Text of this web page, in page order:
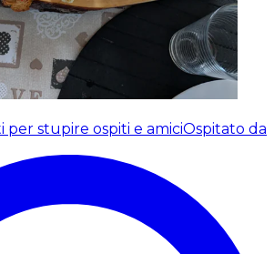
per stupire ospiti e amiciOspitato da